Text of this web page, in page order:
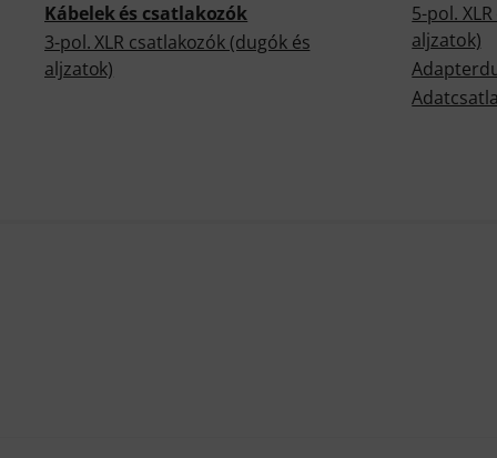
Kábelek és csatlakozók
3-pol. XLR csatlakozók (dugók és
aljzatok)
5-pol.
aljzatok)